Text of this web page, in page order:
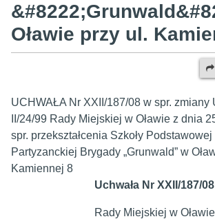
Oławie przy ul.
UCHWAŁA Nr XXII/187/08 w spr. zmiany
II/24/99 Rady Miejskiej w Oławie z dnia
spr. przekształcenia Szkoły Podstawowej
Partyzanckiej Brygady „Grunwald” w
Kamiennej 8
Uchwała Nr XXII/187/08
Rady Miejskiej w Oławie